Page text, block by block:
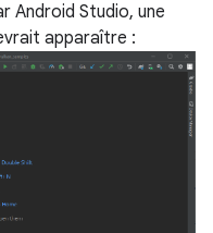
Android Studio, une
apparaître :